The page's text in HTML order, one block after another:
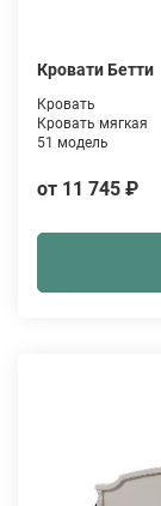
Кровати Бетти
Кровать
Кровать мягкая
51 модель
от 11 745 ₽